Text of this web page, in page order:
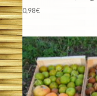
0,98€